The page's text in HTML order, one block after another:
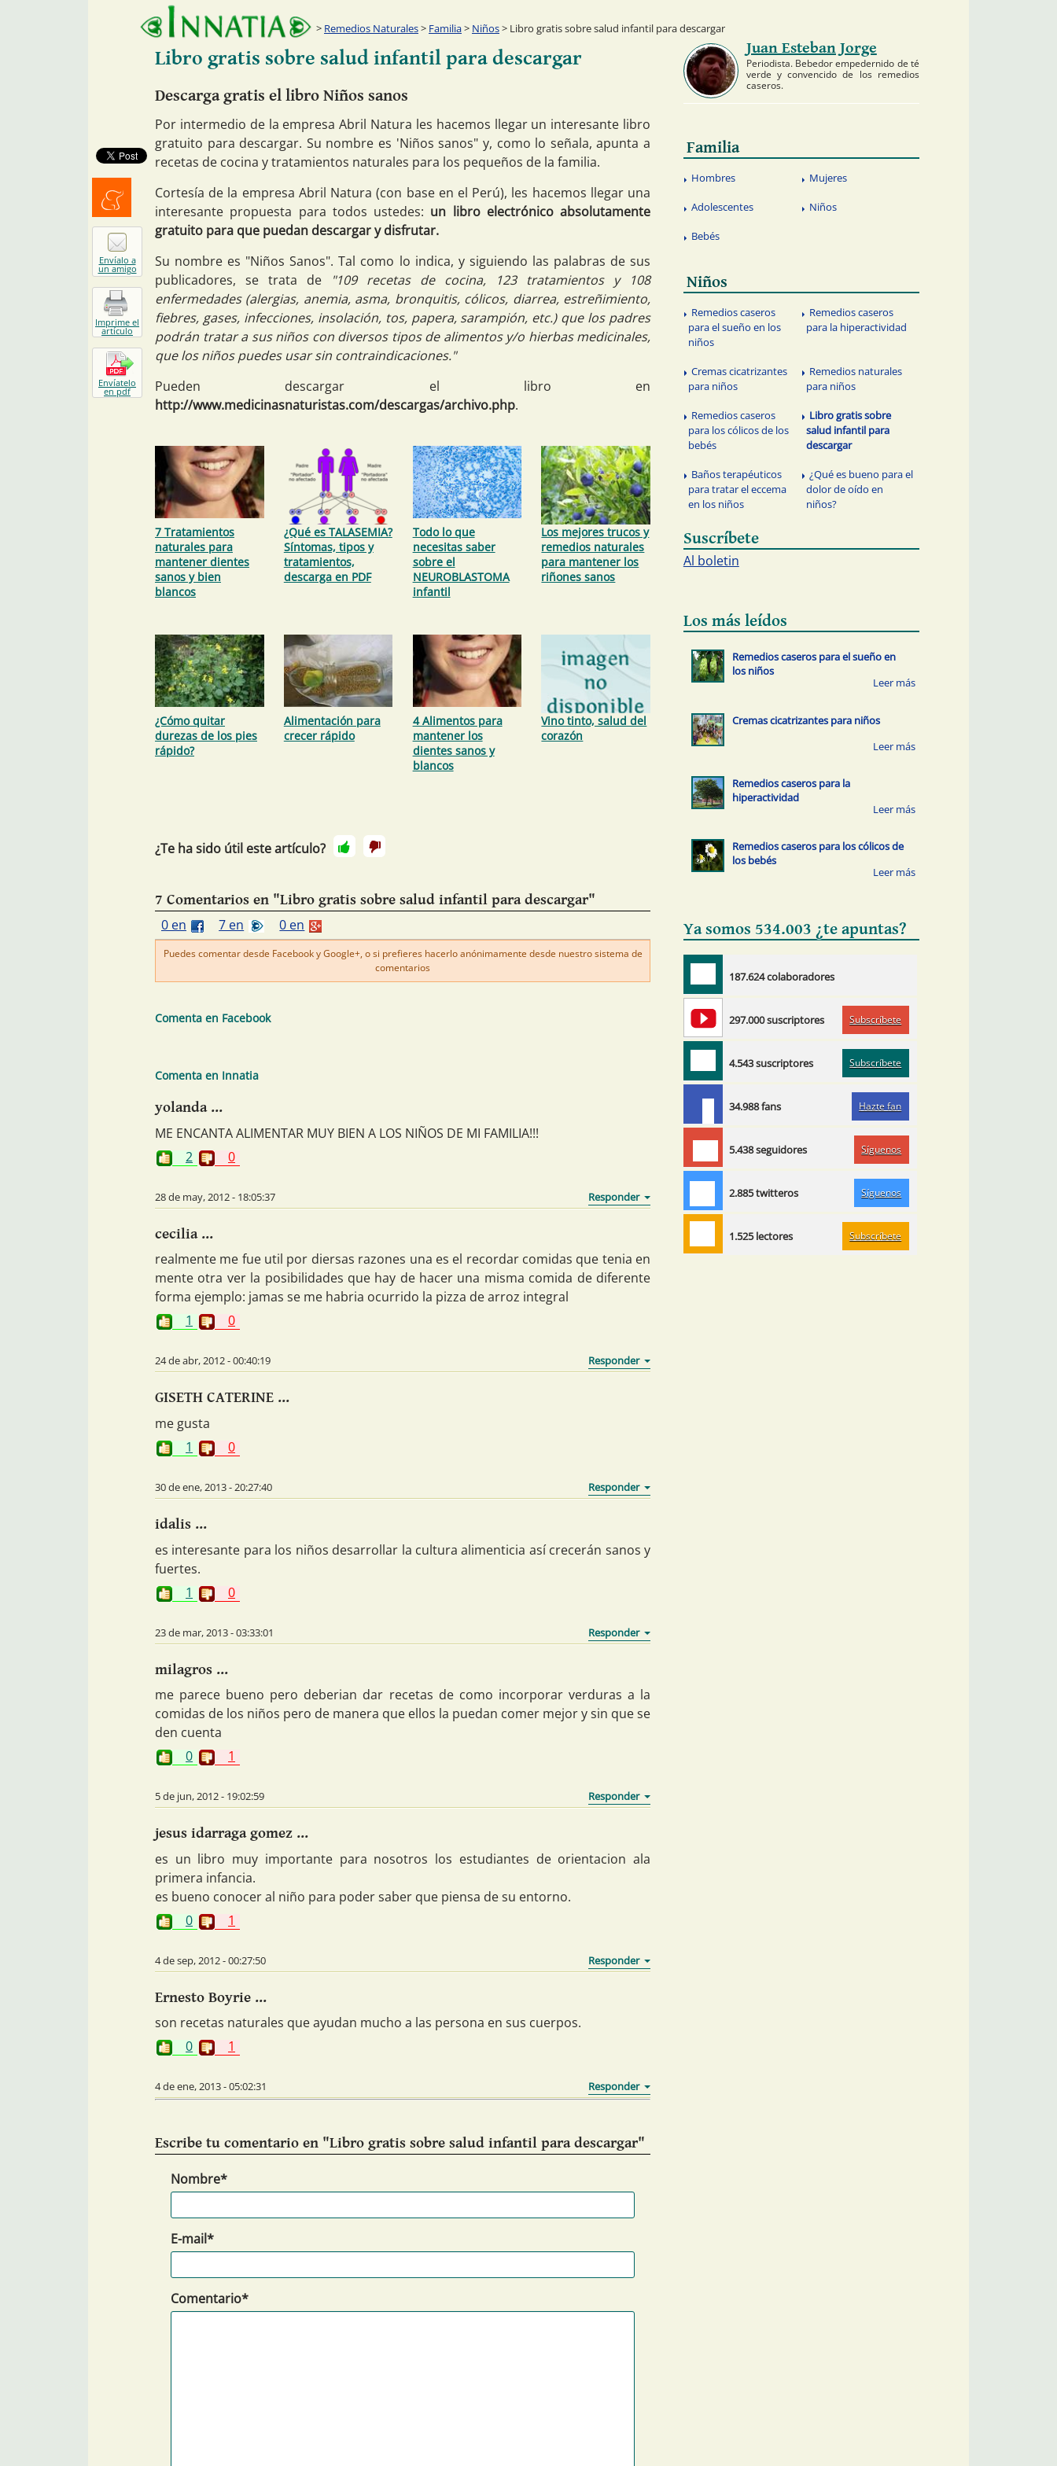
Remedios Naturales> Familia> Niños> Libro gratis sobre salud infantil para descargar
Libro gratis sobre salud infantil para descargar
Descarga gratis el libro Niños sanos
Por intermedio de la empresa Abril Natura les hacemos llegar un interesante libro
gratuito para descargar. Su nombre es 'Niños sanos" y, como lo señala, apunta a
recetas de cocina y tratamientos naturales para los pequeños de la familia.
Cortesía de la empresa Abril Natura (con base en el Perú), les hacemos llegar una
interesante propuesta para todos ustedes: un libro electrónico absolutamente
gratuito para que puedan descargar y disfrutar.
Su nombre es "Niños Sanos". Tal como lo indica, y siguiendo las palabras de sus
publicadores, se trata de
"109 recetas de cocina, 123 tratamientos y 108
enfermedades (alergias, anemia, asma, bronquitis, cólicos, diarrea, estreñimiento,
fiebres, gases, infecciones, insolación, tos, papera, sarampión, etc.) que los padres
podrán tratar a sus niños con diversos tipos de alimentos y/o hierbas medicinales,
que los niños puedes usar sin contraindicaciones."
Pueden descargar el libro en
http://www.medicinasnaturistas.com/descargas/archivo.php.
7 Tratamientos
naturales para
mantener dientes
sanos y bien
blancos
¿Qué es TALASEMIA?
Síntomas, tipos y
tratamientos,
descarga en PDF
Todo lo que
necesitas saber
sobre el
NEUROBLASTOMA
infantil
Los mejores trucos y
remedios naturales
para mantener los
riñones sanos
¿Cómo quitar
durezas de los pies
rápido?
Alimentación para
crecer rápido
4 Alimentos para
mantener los
dientes sanos y
blancos
Vino tinto, salud del
corazón
¿Te ha sido útil este artículo?
7 Comentarios en "Libro gratis sobre salud infantil para descargar"
0 en
7 en 0 en
Puedes comentar desde Facebook y Google+, o si prefieres hacerlo anónimamente desde nuestro sistema de
comentarios
Comenta en Facebook
Comenta en Innatia
yolanda ...
ME ENCANTA ALIMENTAR MUY BIEN A LOS NIÑOS DE MI FAMILIA!!!
2
0
28 de may, 2012 - 18:05:37
cecilia ...
realmente me fue util por diersas razones una es el recordar comidas que tenia en
mente otra ver la posibilidades que hay de hacer una misma comida de diferente
forma ejemplo: jamas se me habria ocurrido la pizza de arroz integral
1
0
24 de abr, 2012 - 00:40:19
GISETH CATERINE ...
me gusta
1
0
30 de ene, 2013 - 20:27:40
idalis ...
es interesante para los niños desarrollar la cultura alimenticia así crecerán sanos y
fuertes.
1
0
23 de mar, 2013 - 03:33:01
milagros ...
me parece bueno pero deberian dar recetas de como incorporar verduras a la
comidas de los niños pero de manera que ellos la puedan comer mejor y sin que se
den cuenta
0
1
5 de jun, 2012 - 19:02:59
jesus idarraga gomez ...
es un libro muy importante para nosotros los estudiantes de orientacion ala
primera infancia.
es bueno conocer al niño para poder saber que piensa de su entorno.
0
1
4 de sep, 2012 - 00:27:50
Ernesto Boyrie ...
son recetas naturales que ayudan mucho a las persona en sus cuerpos.
0
1
4 de ene, 2013 - 05:02:31
Escribe tu comentario en "Libro gratis sobre salud infantil para descargar"
Nombre*
E-mail*
Comentario*
Juan Esteban Jorge
Periodista. Bebedor empedernido de té
verde y convencido de los remedios
caseros.
Familia
Hombres Mujeres
Adolescentes Niños
Bebés
Niños
Remedios caseros
para el sueño en los
niños
Remedios caseros
para la hiperactividad
Cremas cicatrizantes
para niños
Remedios naturales
para niños
Remedios caseros
para los cólicos de los
bebés
Libro gratis sobre
salud infantil para
descargar
Baños terapéuticos
para tratar el eccema
en los niños
¿Qué es bueno para el
dolor de oído en
niños?
Suscríbete
Al boletin
Los más leídos
Remedios caseros para el sueño en
los niños
Cremas cicatrizantes para niños
Remedios caseros para la
hiperactividad
Remedios caseros para los cólicos de
los bebés
Ya somos 534.003 ¿te apuntas?
187.624 colaboradores
297.000 suscriptores Subscríbete
4.543 suscriptores Subscríbete
34.988 fans Hazte fan
5.438 seguidores Síguenos
2.885 twitteros Síguenos
1.525 lectores Subscríbete
Menéalo
Envíalo a
un amigo
Imprime el
artículo
Envíatelo
en pdf